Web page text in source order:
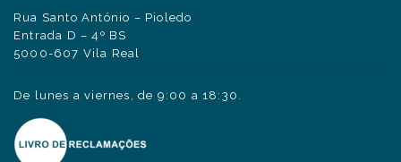
Rua Santo António – Pioledo
Entrada D – 4º BS
5000-607 Vila Real
De lunes a viernes, de 9:00 a 18:30.